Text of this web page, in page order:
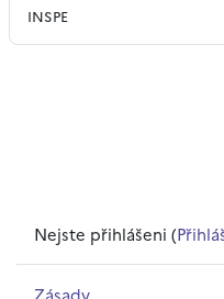
INSPE
Nejste přihlášeni (
Zásady